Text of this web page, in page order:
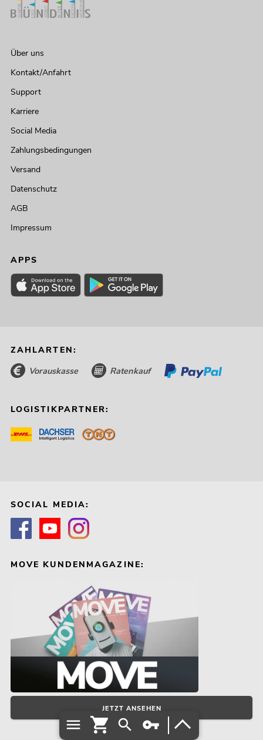
Über uns
Kontakt/Anfahrt
Support
Karriere
Social Media
Zahlungsbedingungen
Versand
Datenschutz
AGB
Impressum
APPS
ZAHLARTEN:
Vorauskasse Ratenkauf
LOGISTIKPARTNER:
SOCIAL MEDIA:
MOVE KUNDENMAGAZINE:
JETZT ANSEHEN